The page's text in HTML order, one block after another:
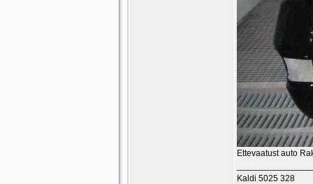
Ettevaatust auto
Kaldi 5025 328